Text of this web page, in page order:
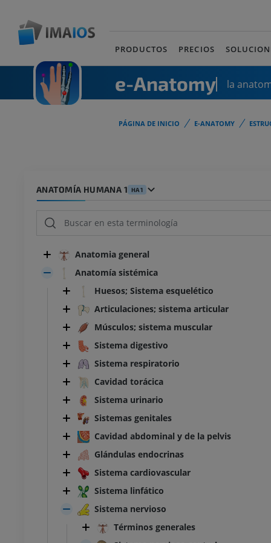
PRODUCTOS PRECIOS
e-Anatomy la
PÁGINA DE INICIO E-ANATOMY
ANATOMÍA HUMANA 1 HA1
Anatomia general
Anatomía sistémica
Huesos; Sistema esquelético
Articulaciones; sistema articular
Músculos; sistema muscular
Sistema digestivo
Sistema respiratorio
Cavidad torácica
Sistema urinario
Sistemas genitales
Cavidad abdominal y de la pelvis
Glándulas endocrinas
Sistema cardiovascular
Sistema linfático
Sistema nervioso
Términos generales